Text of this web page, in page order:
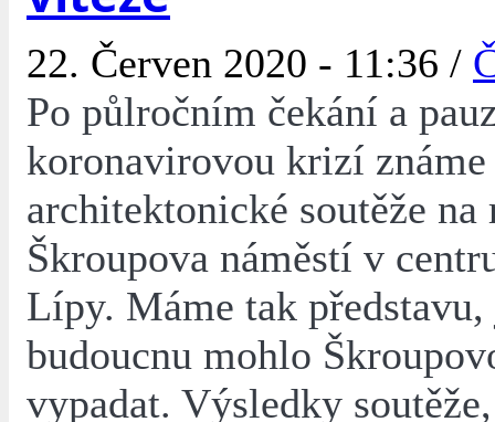
22. Červen 2020 - 11:36 /
Po půlročním čekání a
koronavirovou krizí
architektonické soutěže
Škroupova náměstí v
Lípy. Máme tak
budoucnu mohlo
vypadat. Výsledky